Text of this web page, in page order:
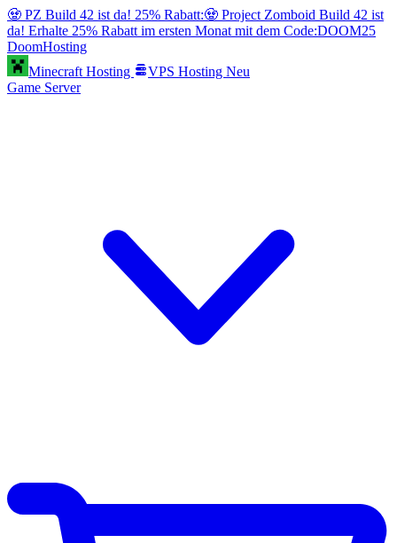
🧟 PZ Build 42 ist da! 25% Rabatt:🧟 Project Zomboid Build 42 ist
da! Erhalte 25% Rabatt im ersten Monat mit dem Code:DOOM25
DoomHosting
Minecraft Hosting
VPS Hosting Neu
Game Server